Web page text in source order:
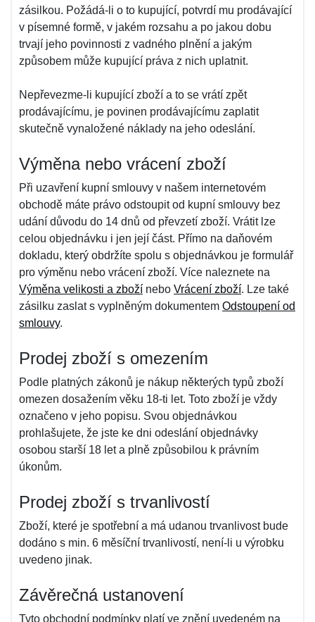
zásilkou. Požádá-li o to kupující, potvrdí mu prodávající
v písemné formě, v jakém rozsahu a po jakou dobu
trvají jeho povinnosti z vadného plnění a jakým
způsobem může kupující práva z nich uplatnit.
Nepřevezme-li kupující zboží a to se vrátí zpět
prodávajícímu, je povinen prodávajícímu zaplatit
skutečně vynaložené náklady na jeho odeslání.
Výměna nebo vrácení zboží
Při uzavření kupní smlouvy v našem internetovém
obchodě máte právo odstoupit od kupní smlouvy bez
udání důvodu do 14 dnů od převzetí zboží. Vrátit lze
celou objednávku i jen její část. Přímo na daňovém
dokladu, který obdržíte spolu s objednávkou je formulář
pro výměnu nebo vrácení zboží. Více naleznete na
Výměna velikosti a zboží nebo Vrácení zboží. Lze také
zásilku zaslat s vyplněným dokumentem Odstoupení od
smlouvy.
Prodej zboží s omezením
Podle platných zákonů je nákup některých typů zboží
omezen dosažením věku 18-ti let. Toto zboží je vždy
označeno v jeho popisu. Svou objednávkou
prohlašujete, že jste ke dni odeslání objednávky
osobou starší 18 let a plně způsobilou k právním
úkonům.
Prodej zboží s trvanlivostí
Zboží, které je spotřební a má udanou trvanlivost bude
dodáno s min. 6 měsíční trvanlivostí, není-li u výrobku
uvedeno jinak.
Závěrečná ustanovení
Tyto obchodní podmínky platí ve znění uvedeném na